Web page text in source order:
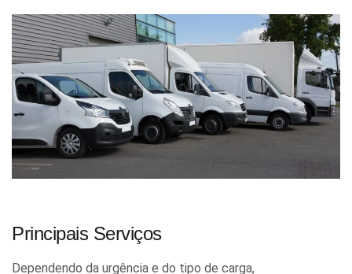
Principais Serviços
Dependendo da urgência e do tipo de carga,